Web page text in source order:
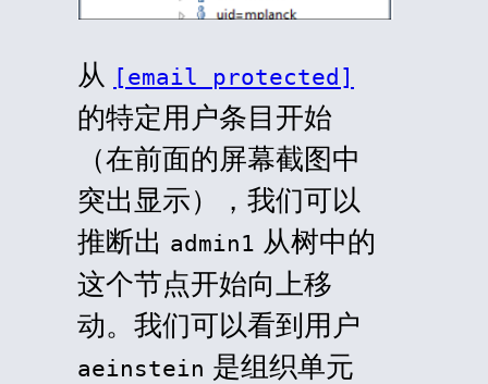
从 [email protected]
的特定用户条目开始
（在前面的屏幕截图中
突出显示），我们可以
推断出 admin1 从树中的
这个节点开始向上移
动。我们可以看到用户
aeinstein 是组织单元